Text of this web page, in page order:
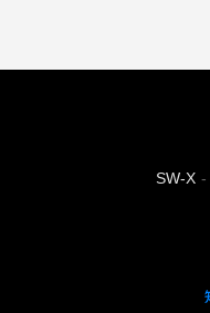
SW-X -